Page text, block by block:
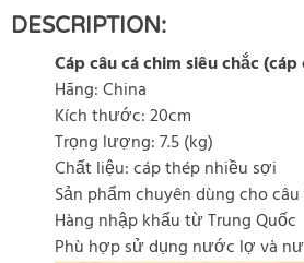
DESCRIPTION:
Cáp câu cá chim siêu chắc
Hãng: China
Kích thước: 20cm
Trọng lượng: 7.5 (kg)
Chất liệu: cáp thép nhiều sợi
Sản phẩm chuyên dùng cho
Hàng nhập khẩu từ Trung Quốc
Phù hợp sử dụng nước lợ và